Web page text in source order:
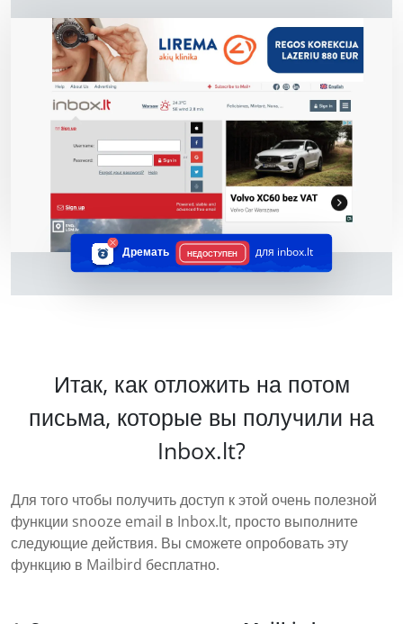
Дремать НЕДОСТУПЕН для inbox.lt
Итак, как отложить на потом
письма, которые вы получили на
Inbox.lt?
Для того чтобы получить доступ к этой очень полезной
функции snooze email в Inbox.lt, просто выполните
следующие действия. Вы сможете опробовать эту
функцию в Mailbird бесплатно.